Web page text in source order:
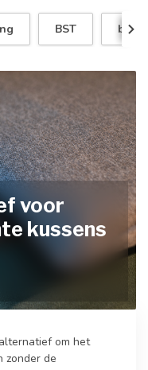
BST
voor
kussens
om het
zonder de